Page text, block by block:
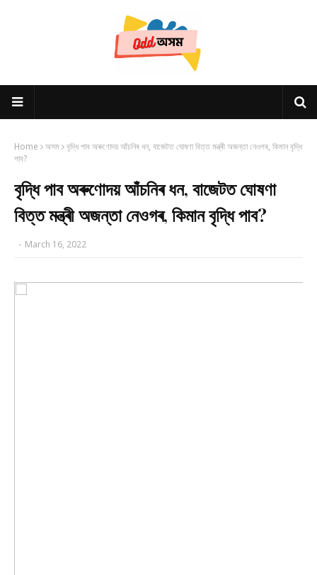
Home অসম বৃদ্ধি পাব অৰুণোদয় আঁচনিৰ ধন, বাজেটত ঘোষণা বিত্ত মন্ত্ৰী অজন্তা নেওগৰ, কিমান বৃদ্ধি
পাব?
বৃদ্ধি পাব অৰুণোদয় আঁচনিৰ ধন, বাজেটত ঘোষণা
বিত্ত মন্ত্ৰী অজন্তা নেওগৰ, কিমান বৃদ্ধি পাব?
- March 16, 2022